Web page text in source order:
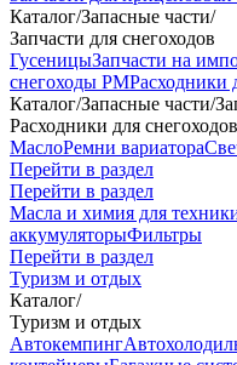
Каталог/Запасные части/
Запчасти для снегоходов
ГусеницыЗапчасти на
снегоходы РМРасходники
Каталог/Запасные части/
Расходники для снегоходов
МаслоРемни вариатора
Перейти в раздел
Перейти в раздел
Масла и химия для
аккумуляторыФильтры
Перейти в раздел
Туризм и отдых
Каталог/
Туризм и отдых
Автокемпинг